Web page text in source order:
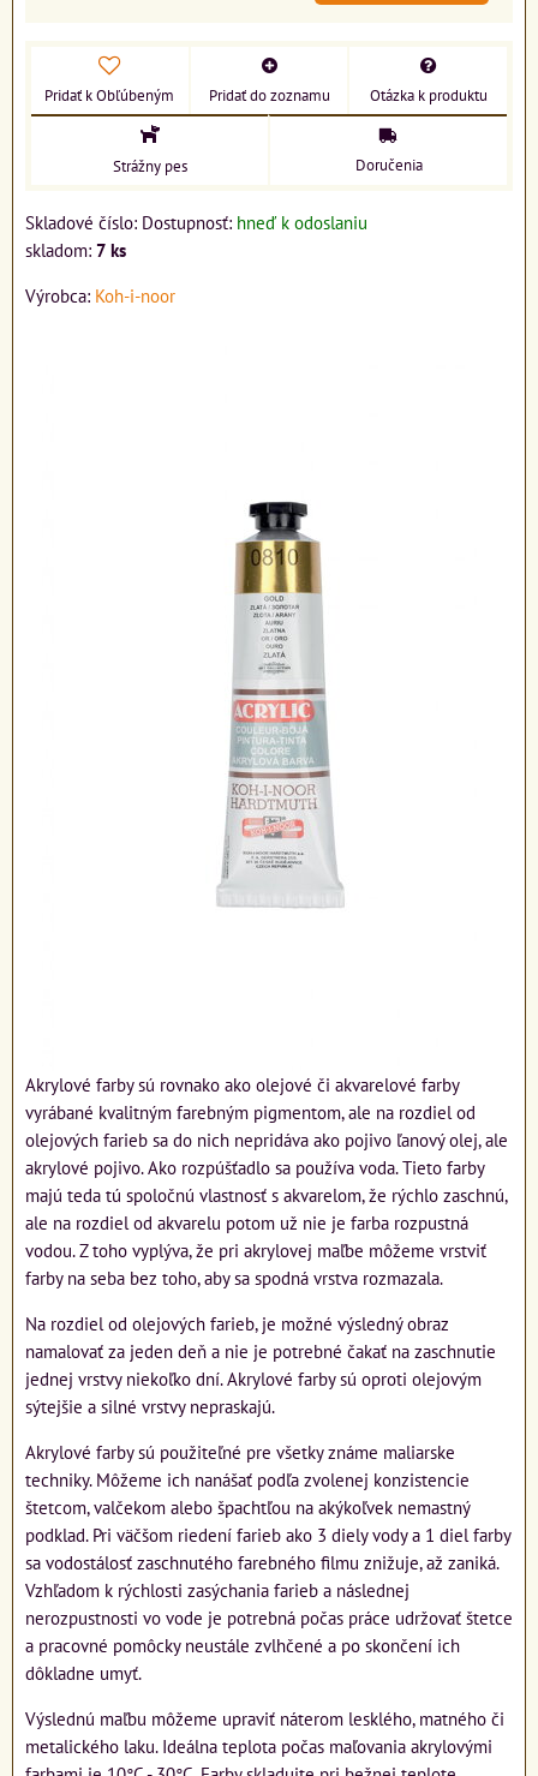
Pridať k Obľúbeným Pridať do zoznamu Otázka k produktu
Strážny pes Doručenia
Skladové číslo: Dostupnosť: hneď k odoslaniu
skladom: 7 ks
Výrobca: Koh-i-noor
Akrylové farby sú rovnako ako olejové či akvarelové farby
vyrábané kvalitným farebným pigmentom, ale na rozdiel od
olejových farieb sa do nich nepridáva ako pojivo ľanový olej, ale
akrylové pojivo. Ako rozpúšťadlo sa používa voda. Tieto farby
majú teda tú spoločnú vlastnosť s akvarelom, že rýchlo zaschnú,
ale na rozdiel od akvarelu potom už nie je farba rozpustná
vodou. Z toho vyplýva, že pri akrylovej maľbe môžeme vrstviť
farby na seba bez toho, aby sa spodná vrstva rozmazala.
Na rozdiel od olejových farieb, je možné výsledný obraz
namalovať za jeden deň a nie je potrebné čakať na zaschnutie
jednej vrstvy niekoľko dní. Akrylové farby sú oproti olejovým
sýtejšie a silné vrstvy nepraskajú.
Akrylové farby sú použiteľné pre všetky známe maliarske
techniky. Môžeme ich nanášať podľa zvolenej konzistencie
štetcom, valčekom alebo špachtľou na akýkoľvek nemastný
podklad. Pri väčšom riedení farieb ako 3 diely vody a 1 diel farby
sa vodostálosť zaschnutého farebného filmu znižuje, až zaniká.
Vzhľadom k rýchlosti zasýchania farieb a následnej
nerozpustnosti vo vode je potrebná počas práce udržovať štetce
a pracovné pomôcky neustále zvlhčené a po skončení ich
dôkladne umyť.
Výslednú maľbu môžeme upraviť náterom lesklého, matného či
metalického laku. Ideálna teplota počas maľovania akrylovými